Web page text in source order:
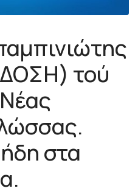
τού
στα